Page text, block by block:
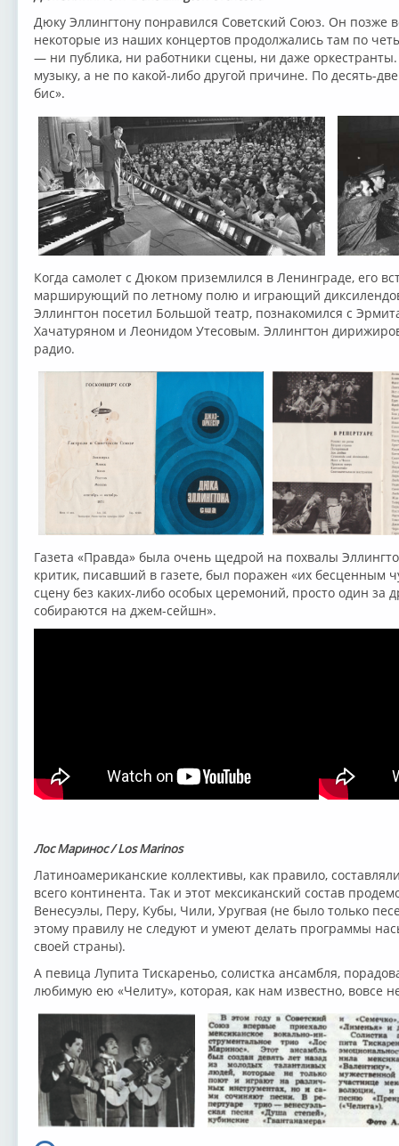
Дюку Эллингтону понравился Советский Союз. Он позже
некоторые из наших концертов продолжались там по
— ни публика, ни работники сцены, ни даже
музыку, а не по какой-либо другой причине. По десять-
бис».
Когда самолет с Дюком приземлился в Ленинграде, его
марширующий по летному полю и играющий
Эллингтон посетил Большой театр, познакомился с
Хачатуряном и Леонидом Утесовым. Эллингтон
радио.
Газета «Правда» была очень щедрой на похвалы
критик, писавший в газете, был поражен «их бесценным
сцену без каких-либо особых церемоний, просто один за
собираются на джем-сейшн».
Лос Маринос / Los Marinos
Латиноамериканские коллективы, как правило,
всего континента. Так и этот мексиканский состав
Венесуэлы, Перу, Кубы, Чили, Уругвая (не было только
этому правилу не следуют и умеют делать программы
своей страны).
А певица Лупита Тискареньо, солистка ансамбля,
любимую ею «Челиту», которая, как нам известно, вовсе